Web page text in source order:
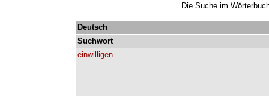
Die Suche im
Deutsch
Suchwort
einwilligen